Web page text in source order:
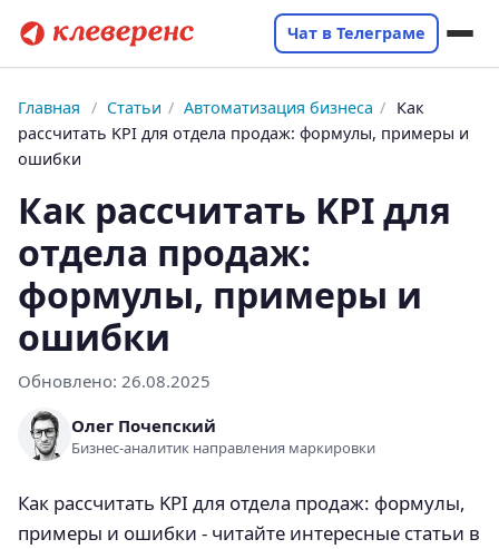
Чат в Телеграме
Главная / Статьи / Автоматизация бизнеса / Как
рассчитать KPI для отдела продаж: формулы, примеры и
ошибки
Как рассчитать KPI для
отдела продаж:
формулы, примеры и
ошибки
Обновлено: 26.08.2025
Олег Почепский
Бизнес-аналитик направления маркировки
Как рассчитать KPI для отдела продаж: формулы,
примеры и ошибки - читайте интересные статьи в